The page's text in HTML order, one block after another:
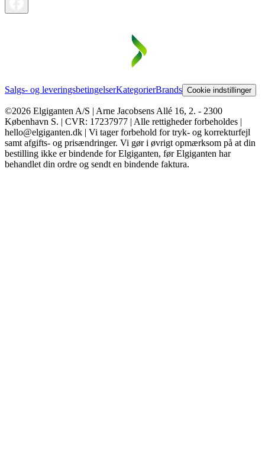
Salgs- og leveringsbetingelserKategorierBrands Cookie indstillinger
©2026 Elgiganten A/S | Arne Jacobsens Allé 16, 2. - 2300
København S. | CVR: 17237977 | Alle rettigheder forbeholdes |
hello@elgiganten.dk | Vi tager forbehold for tryk- og korrekturfejl
samt afgifts- og prisændringer. Vi gør i øvrigt opmærksom på at din
bestilling ikke er bindende for Elgiganten, før Elgiganten har
behandlet din ordre og sendt en bindende faktura.